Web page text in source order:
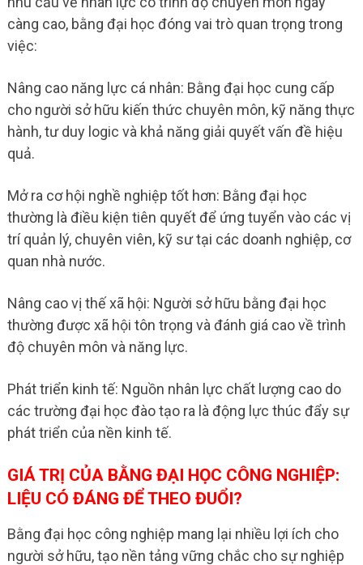
càng cao, bằng đại học đóng vai trò quan trọng trong
việc:
Nâng cao năng lực cá nhân: Bằng đại học cung cấp
cho người sở hữu kiến thức chuyên môn, kỹ năng thực
hành, tư duy logic và khả năng giải quyết vấn đề hiệu
quả.
Mở ra cơ hội nghề nghiệp tốt hơn: Bằng đại học
thường là điều kiện tiên quyết để ứng tuyển vào các vị
trí quản lý, chuyên viên, kỹ sư tại các doanh nghiệp, cơ
quan nhà nước.
Nâng cao vị thế xã hội: Người sở hữu bằng đại học
thường được xã hội tôn trọng và đánh giá cao về trình
độ chuyên môn và năng lực.
Phát triển kinh tế: Nguồn nhân lực chất lượng cao do
các trường đại học đào tạo ra là động lực thúc đẩy sự
phát triển của nền kinh tế.
GIÁ TRỊ CỦA BẰNG ĐẠI HỌC CÔNG NGHIỆP:
LIỆU CÓ ĐÁNG ĐỂ THEO ĐUỔI?
Bằng đại học công nghiệp mang lại nhiều lợi ích cho
người sở hữu, tạo nền tảng vững chắc cho sự nghiệp